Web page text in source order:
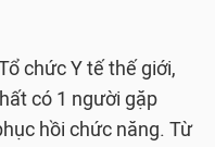
chức Y tế thế giới,
có 1 người gặp
hồi chức năng. Từ